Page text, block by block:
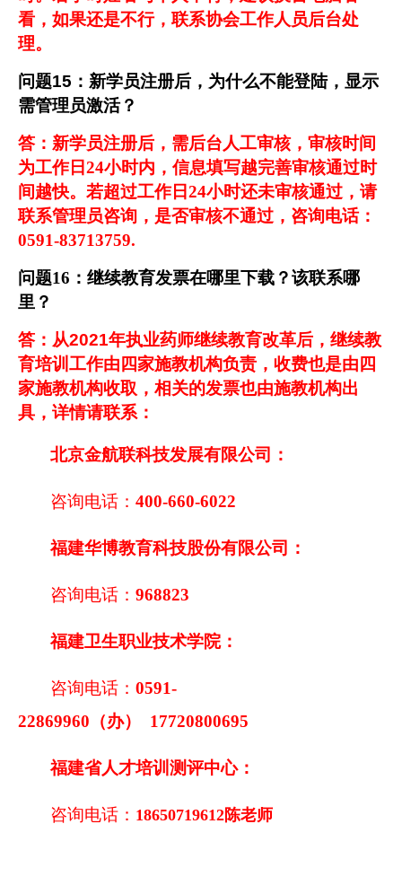
看，如果还是不行，联系协会工作人员后台处
理。
问题15 ：新学员注册后，为什么不能登陆，显示
需管理员激活？
答：新学员注册后，需后台人工审核，审核时间
为工作日24小时内，信息填写越完善审核通过时
间越快。若超过工作日24小时还未审核通过，请
联系管理员咨询，是否审核不通过，咨询电话：
0591-83713759.
问题16 ： 继续教育发票在哪里下载？该联系哪
里？
答：从2021年执业药师继续教育改革后，继续教
育培训工作由四家施教机构负责，收费也是由四
家施教机构收取，相关的发票也由施教机构出
具，详情请联系：
北京金航联科技发展有限公司：
咨询电话： 400-660-6022
福建华博教育科技股份有限公司：
咨询电话： 968823
福建卫生职业技术学院：
咨询电话： 0591-
22869960 （办） 17720800695
福建省人才培训测评中心：
咨询电话： 18650719612陈老师